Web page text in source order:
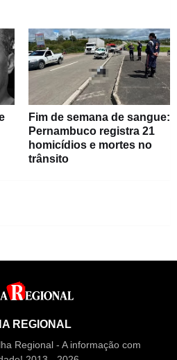
Fim de semana de sangue:
Pernambuco registra 21
homicídios e mortes no
trânsito
REGIONAL
Regional - A informação com